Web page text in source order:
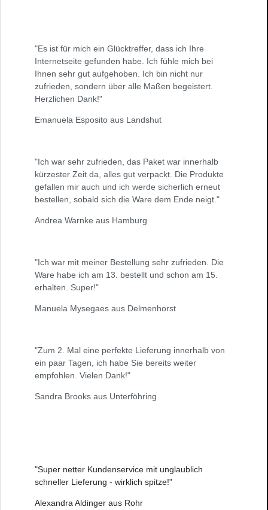
"Es ist für mich ein Glücktreffer, dass ich Ihre
Internetseite gefunden habe. Ich fühle mich bei
Ihnen sehr gut aufgehoben. Ich bin nicht nur
zufrieden, sondern über alle Maßen begeistert.
Herzlichen Dank!"
Emanuela Esposito aus Landshut
"Ich war sehr zufrieden, das Paket war innerhalb
kürzester Zeit da, alles gut verpackt. Die Produkte
gefallen mir auch und ich werde sicherlich erneut
bestellen, sobald sich die Ware dem Ende neigt."
Andrea Warnke aus Hamburg
"Ich war mit meiner Bestellung sehr zufrieden. Die
Ware habe ich am 13. bestellt und schon am 15.
erhalten. Super!"
Manuela Mysegaes aus Delmenhorst
"Zum 2. Mal eine perfekte Lieferung innerhalb von
ein paar Tagen, ich habe Sie bereits weiter
empfohlen. Vielen Dank!"
Sandra Brooks aus Unterföhring
"Super netter Kundenservice mit unglaublich
schneller Lieferung - wirklich spitze!"
Alexandra Aldinger aus Rohr